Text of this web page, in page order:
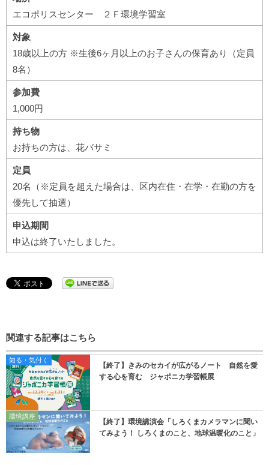
エコポリスセンター ２Ｆ環境学習室
対象
18歳以上の方 ※生後6ヶ月以上のお子さんの保育あり（定員
8名）
参加費
1,000円
持ち物
お持ちの方は、花バサミ
定員
20名（※定員を超えた場合は、区内在住・在学・在勤の方を
優先して抽選）
申込期間
申込は終了いたしました。
関連する記事はこちら
知る・気付く
【終了】きみのセカイが広がるノート 自然を愛
する心を育む ジャポニカ学習帳展
環境講座
【終了】環境講演会「しろくまカメラマンに聞い
てみよう！ しろくまのこと、地球温暖化のこと」